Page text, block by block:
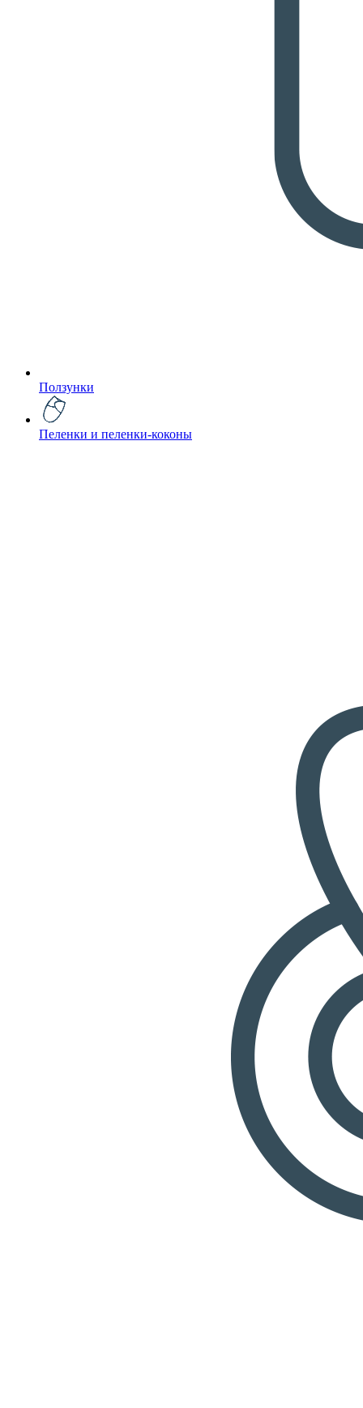
Ползунки
Пеленки и пеленки-коконы